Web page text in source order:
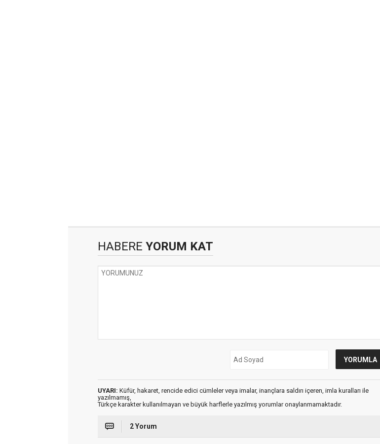
HABERE YORUM KAT
UYARI: Küfür, hakaret, rencide edici cümleler veya imalar, inançlara saldırı içeren, imla kuralları ile
yazılmamış,
Türkçe karakter kullanılmayan ve büyük harflerle yazılmış yorumlar onaylanmamaktadır.
2 Yorum